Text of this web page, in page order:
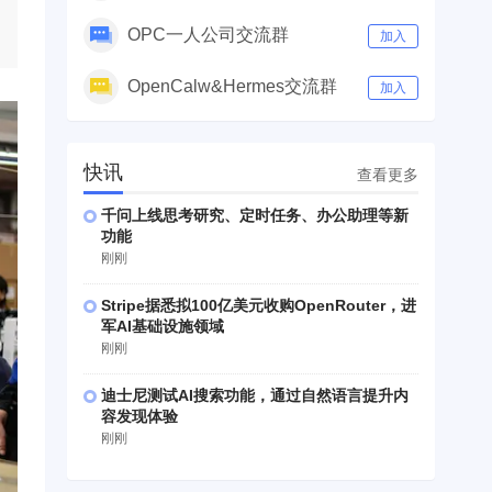
OPC一人公司交流群 加入
OpenCalw&Hermes交流群 加入
快讯 查看更多
千问上线思考研究、定时任务、办公助理等新
功能
刚刚
Stripe据悉拟100亿美元收购OpenRouter，进
军AI基础设施领域
刚刚
迪士尼测试AI搜索功能，通过自然语言提升内
容发现体验
刚刚